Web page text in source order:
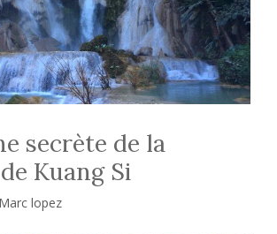
secrète de la
Kuang Si
Marc lopez